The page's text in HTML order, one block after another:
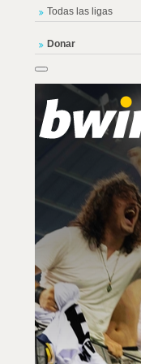
Todas las ligas
Donar